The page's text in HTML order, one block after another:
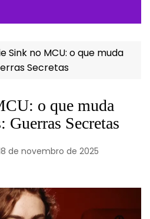
Sink no MCU: o que muda
Secretas
o que muda
Guerras Secretas
de novembro de 2025